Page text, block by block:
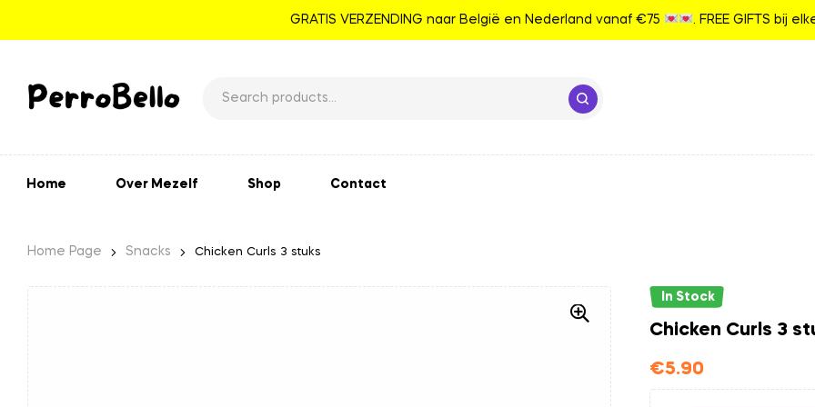
GRATIS VERZENDING naar België en Nederland vanaf €75 . FREE GIFTS bij
Home Over Mezelf Shop Contact
Home Page Snacks Chicken Curls 3 stuks
In Stock
Chicken Curls 3
€5.90